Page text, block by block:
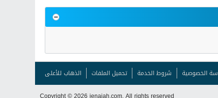
الخصوصية شروط الخدمة تحميل الملفات الذهاب للأعلى